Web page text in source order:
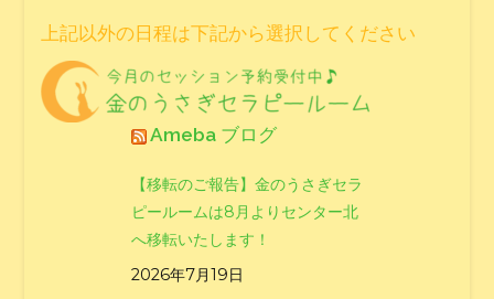
上記以外の日程は下記から選択してください
Ameba ブログ
【移転のご報告】金のうさぎセラ
ピールームは8月よりセンター北
へ移転いたします！
2026年7月19日